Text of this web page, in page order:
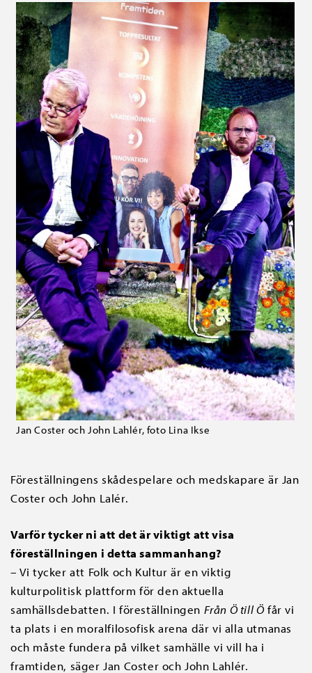
Jan Coster och John Lahlér, foto Lina Ikse
Föreställningens skådespelare och medskapare är Jan
Coster och John Lalér.
Varför tycker ni att det är viktigt att visa
föreställningen i detta sammanhang?
– Vi tycker att Folk och Kultur är en viktig
kulturpolitisk plattform för den aktuella
samhällsdebatten. I föreställningen Från Ö till Öfår vi
ta plats i en moralfilosofisk arena där vi alla utmanas
och måste fundera på vilket samhälle vi vill ha i
framtiden, säger Jan Coster och John Lahlér.